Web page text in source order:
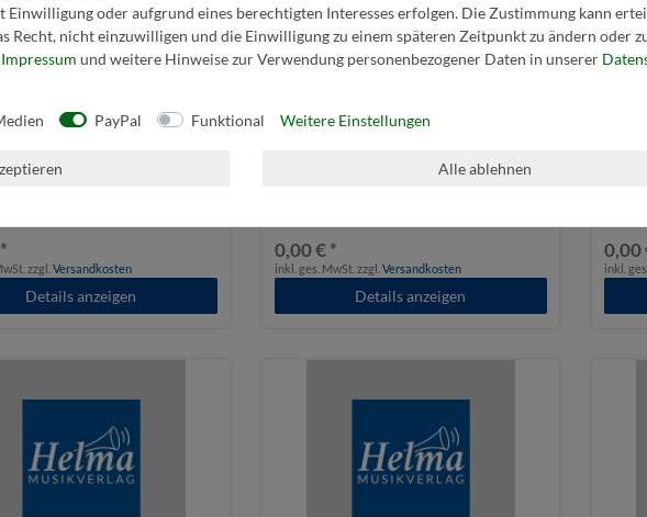
Polka
zzgl.Versandkosten
Details anzeigen
0,00 € *
inkl. ges. MwSt. zzgl.Versandkosten
Details anzeigen
0,00
inkl.
Einwilligung oder aufgrund eines berechtigten Interesses erfolgen. Die Zustimmung kann
Recht, nicht einzuwilligen und die Einwilligung zu einem späteren Zeitpunkt zu ändern oder
Impressum und weitere Hinweise zur Verwendung personenbezogener Daten in unserer
PayPal Funktional Weitere Einstellungen
Alle ablehnen